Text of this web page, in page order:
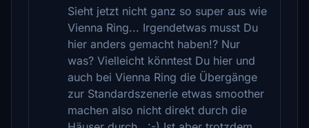
Sieht jetzt nicht ganz so super aus wie
Vienna Ring... Irgendetwas musst Du
hier anders gemacht haben!? Nur
was? Vielleicht könntest Du hier und
auch bei Vienna Ring die Übergänge
zur Standardszenerie etwas smoother
machen also nicht direkt durch die